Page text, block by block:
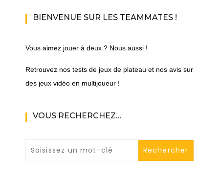
BIENVENUE SUR LES TEAMMATES !
Vous aimez jouer à deux ? Nous aussi !
Retrouvez nos tests de jeux de plateau et nos avis sur
des jeux vidéo en multijoueur !
VOUS RECHERCHEZ…